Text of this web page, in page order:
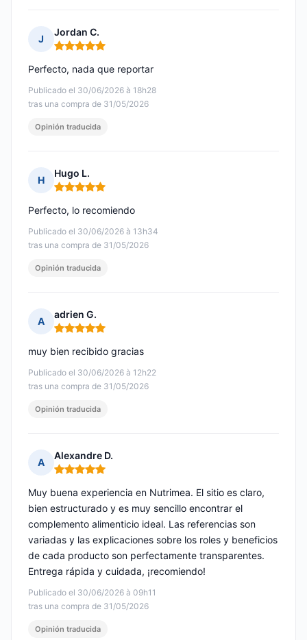
J
Jordan C.
Nota: 5 de 5
Publicado el 30/06/2026 à 18h28
tras una compra de 31/05/2026
Perfecto, nada que reportar
Opinión traducida
H
Hugo L.
Nota: 5 de 5
Publicado el 30/06/2026 à 13h34
tras una compra de 31/05/2026
Perfecto, lo recomiendo
Opinión traducida
A
adrien G.
Nota: 5 de 5
Publicado el 30/06/2026 à 12h22
tras una compra de 31/05/2026
muy bien recibido gracias
Opinión traducida
A
Alexandre D.
Nota: 5 de 5
Publicado el 30/06/2026 à 09h11
tras una compra de 31/05/2026
Muy buena experiencia en Nutrimea. El sitio es claro,
bien estructurado y es muy sencillo encontrar el
complemento alimenticio ideal. Las referencias son
variadas y las explicaciones sobre los roles y beneficios
de cada producto son perfectamente transparentes.
Entrega rápida y cuidada, ¡recomiendo!
Opinión traducida